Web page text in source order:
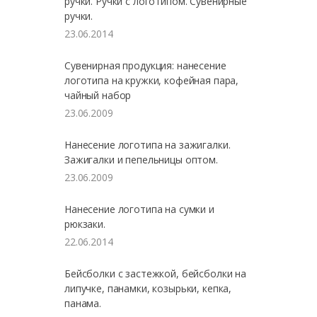
ручки.
23.06.2014
Сувенирная продукция: нанесение
логотипа на кружки, кофейная пара,
чайный набор
23.06.2009
Нанесение логотипа на зажигалки.
Зажигалки и пепельницы оптом.
23.06.2009
Нанесение логотипа на сумки и
рюкзаки.
22.06.2014
Бейсболки с застежкой, бейсболки на
липучке, панамки, козырьки, кепка,
панама.